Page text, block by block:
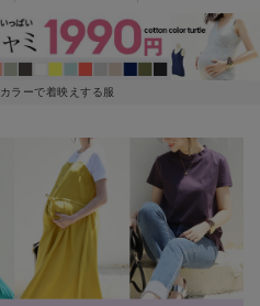
カラーで着映えする服